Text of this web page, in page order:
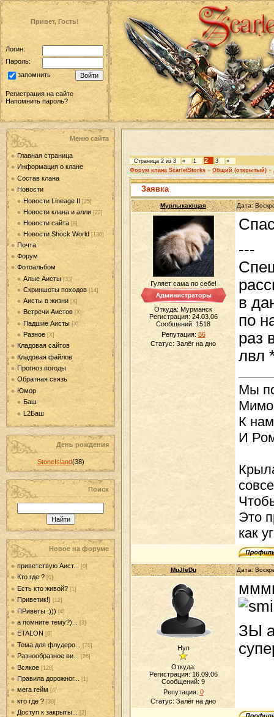
Привет, Гость!
Логин:
Пароль:
запомнить
Регистрация на сайте
Напомнить пароль?
Меню сайта
Главная страница
Информация о клане
Состав клана
Новости
Новости Lineage II [25]
Новости клана и алли [22]
Новости сайта [8]
Новости Shock World [130]
Почта
Форум
Фотоальбом
Алые Аисты [33]
Скриншоты походов [14]
Аисты в жизни [Х]
Встречи Аистов [Х]
Падшие Аисты [Х]
Разное [Х]
Кладовая сайтов
Кладовая файлов
Прогноз погоды
Обратная связь
Юмор
Баш
L2Баш
День рождения
StoneIsland(38)
Поиск
Новое на форуме
приветствую Аист... [0]
Кто где ? [0]
Есть кто живой? [1]
Приветик!) [12]
ПРиветы :))) [4]
а помните тему?)... [3]
ETALON [6]
Тема для флудеро... [76]
Разнообразное ви... [26]
Всякое [128]
Правила дорожног... [1]
мега гейм [4]
кто где ? [30]
Доступ к закрыты... [2]
Страница 2 из 3 « 1 2 3
»
Форум клана ScarletStorks » Общий (открытый) »
Заявка
Мурлыкающая Дата:
Гуляет сама по себе!
Откуда: Мурманск
Регистрация: 24.03.06
Сообщений: 1518
Репутация: 86
Статус: Залёг на дно
---
в
по
раз
лвл
Мы
Мимо
К
И
Это
как
MuJIeDu Дата:
Нуп
Откуда:
Регистрация: 16.09.06
Сообщений: 9
Репутация: 0
Статус: Залёг на дно
ЗЫ